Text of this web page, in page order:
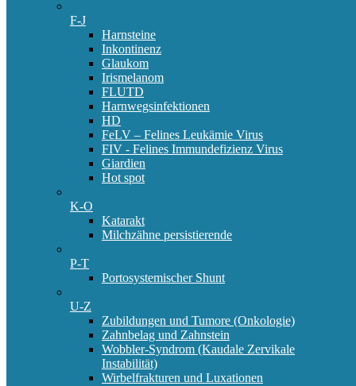
F-J
Harnsteine
Inkontinenz
Glaukom
Irismelanom
FLUTD
Harnwegsinfektionen
HD
FeLV – Felines Leukämie Virus
FIV - Felines Immundefizienz Virus
Giardien
Hot spot
K-O
Katarakt
Milchzähne persistierende
P-T
Portosystemischer Shunt
U-Z
Zubildungen und Tumore (Onkologie)
Zahnbelag und Zahnstein
Wobbler-Syndrom (Kaudale Zervikale
Instabilität)
Wirbelfrakturen und Luxationen